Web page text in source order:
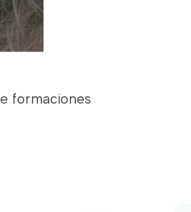
formaciones